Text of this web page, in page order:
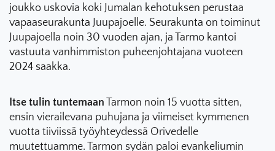
joukko uskovia koki Jumalan kehotuksen perustaa
vapaaseurakunta Juupajoelle. Seurakunta on toiminut
Juupajoella noin 30 vuoden ajan, ja Tarmo kantoi
vastuuta vanhimmiston puheenjohtajana vuoteen
2024 saakka.
Itse tulin tuntemaan Tarmon noin 15 vuotta sitten,
ensin vierailevana puhujana ja viimeiset kymmenen
vuotta tiiviissä työyhteydessä Orivedelle
muutettuamme. Tarmon sydän paloi evankeliumin